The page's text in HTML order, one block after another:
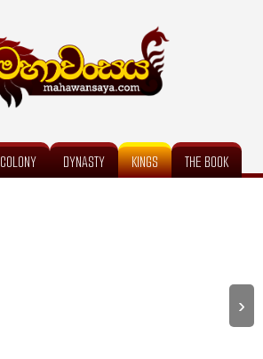
COLONY DYNASTY KINGS THE BOOK
›